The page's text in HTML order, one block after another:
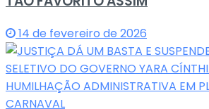
14 de fevereiro de 2026